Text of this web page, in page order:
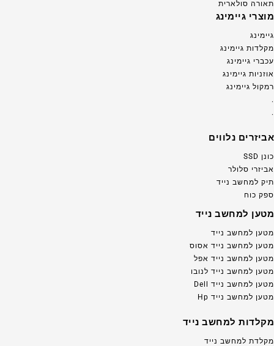
תאורה סולארית
מוצרי גיימינג
גיימינג
מקלדות גיימינג
עכברי גיימינג
אוזניות גיימינג
רמקול גיימינג
.
.
אביזרים נלווים
כונן SSD
אביזרי סלולר
תיק למחשב נייד
ספק כוח
מטען למחשב נייד
מטען למחשב נייד
מטען למחשב נייד אסוס
מטען למחשב נייד אפל
מטען למחשב נייד לנובו
מטען למחשב נייד Dell
מטען למחשב נייד Hp
מקלדות למחשב נייד
מקלדת למחשב נייד